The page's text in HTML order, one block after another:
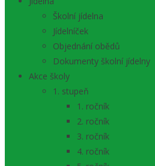
Školní jídelna
Jídelníček
Objednání obědů
Dokumenty školní jídelny
Akce školy
1. stupeň
1. ročník
2. ročník
3. ročník
4. ročník